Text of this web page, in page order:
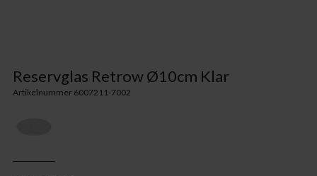
Reservglas Retrow Ø10cm Klar
Artikelnummer 6007211-7002